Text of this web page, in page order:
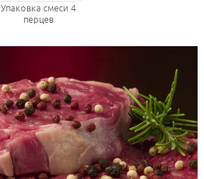
Упаковка смеси 4
перцев